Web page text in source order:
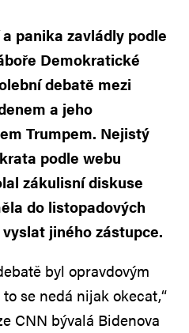
panika zavládly podle
Demokratické
debatě mezi
a jeho
Trumpem. Nejistý
podle webu
zákulisní diskuse
do listopadových
jiného zástupce.
byl opravdovým
se nedá nijak okecat,“
CNN bývalá Bidenova